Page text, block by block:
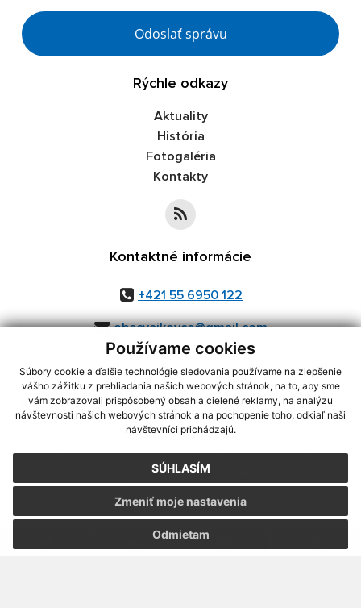
Používame cookies
Súbory cookie a ďalšie technológie sledovania používame na zlepšenie
vášho zážitku z prehliadania našich webových stránok, na to, aby sme
vám zobrazovali prispôsobený obsah a cielené reklamy, na analýzu
návštevnosti našich webových stránok a na pochopenie toho, odkiaľ naši
návštevníci prichádzajú.
SÚHLASÍM
Odmietam
Zmeniť moje nastavenia
Odoslať správu
Rýchle odkazy
Aktuality
História
Fotogaléria
Kontakty
Kontaktné informácie
+421 55 6950 122
obecvajkovce@gmail.com
využite možnosť získavania aktuálnych informácií s využitím RSS
CMS systém (redakčný) systém ECHELON 2,Mapa stránok,web portál
webex.digital, s.r.o.,domény,registrácia domény
Posledná aktualizácia:27.07.2026
Vytlačiť stránku|Vyhlásenie o prístupnosti